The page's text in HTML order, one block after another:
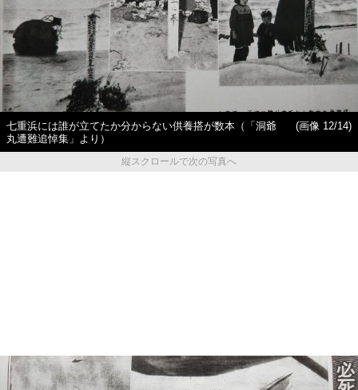
七重浜には誰が立てたか分からない供養搭が数本（「洞爺
丸遭難追悼集」より）
(画像 12/14)
縦スクロールで次の写真へ